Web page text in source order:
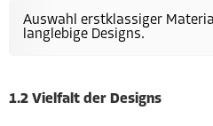
Auswahl erstklassiger
langlebige Designs.
1.2 Vielfalt der Designs